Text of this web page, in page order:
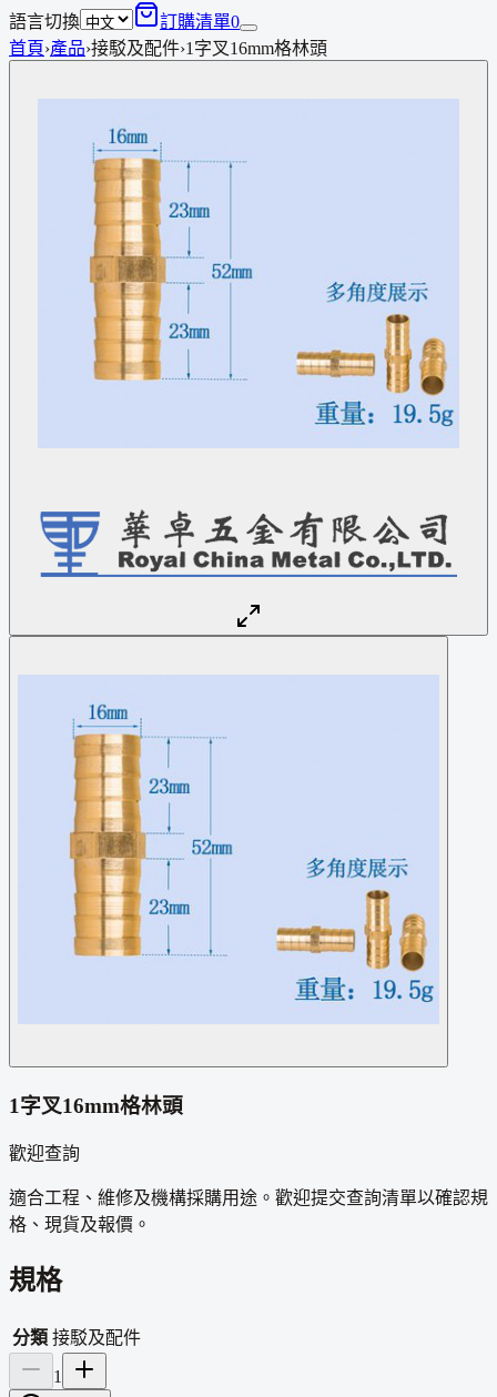
語言切換
訂購清單0
首頁›產品›接駁及配件›1字叉16mm格林頭
1字叉16mm格林頭
歡迎查詢
適合工程、維修及機構採購用途。歡迎提交查詢清單以確認規
格、現貨及報價。
規格
分類 接駁及配件
1